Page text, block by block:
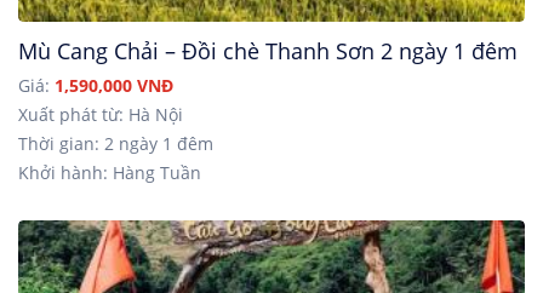
Mù Cang Chải – Đồi chè Thanh Sơn 2 ngày 1 đêm
Giá: 1,590,000 VNĐ
Xuất phát từ: Hà Nội
Thời gian: 2 ngày 1 đêm
Khởi hành: Hàng Tuần